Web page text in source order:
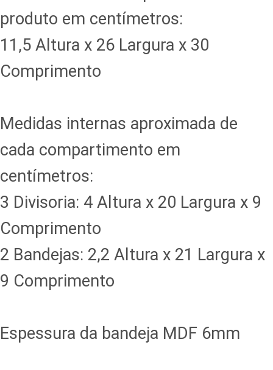
produto em centímetros:
11,5 Altura x 26 Largura x 30
Comprimento
Medidas internas aproximada de
cada compartimento em
centímetros:
3 Divisoria: 4 Altura x 20 Largura x 9
Comprimento
2 Bandejas: 2,2 Altura x 21 Largura x
9 Comprimento
Espessura da bandeja MDF 6mm